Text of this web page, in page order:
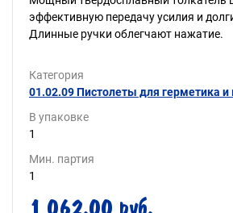
эффективную передачу усилия и
Длинные ручки облегчают нажатие.
Категория
01.02.09 Пистолеты для герметика
В упаковке
1
Мин. партия
1